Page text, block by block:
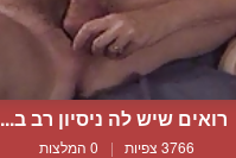
רואים שיש לה ניסיון רב ב...
3766 צפיות | 0 המלצות